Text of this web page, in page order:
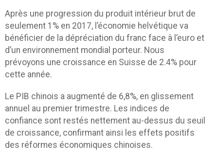
Après une progression du produit intérieur brut de
seulement 1% en 2017, l’économie helvétique va
bénéficier de la dépréciation du franc face à l’euro et
d’un environnement mondial porteur. Nous
prévoyons une croissance en Suisse de 2.4% pour
cette année.
Le PIB chinois a augmenté de 6,8%, en glissement
annuel au premier trimestre. Les indices de
confiance sont restés nettement au-dessus du seuil
de croissance, confirmant ainsi les effets positifs
des réformes économiques chinoises.